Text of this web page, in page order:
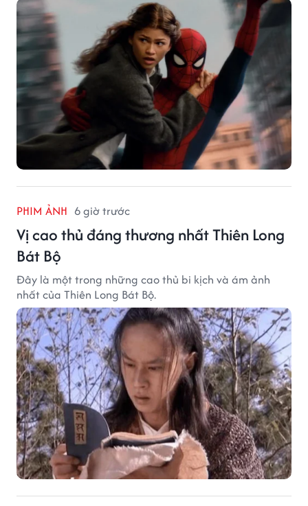
PHIM ẢNH 6 giờ trước
Vị cao thủ đáng thương nhất Thiên Long
Bát Bộ
Đây là một trong những cao thủ bi kịch và ám ảnh
nhất của Thiên Long Bát Bộ.